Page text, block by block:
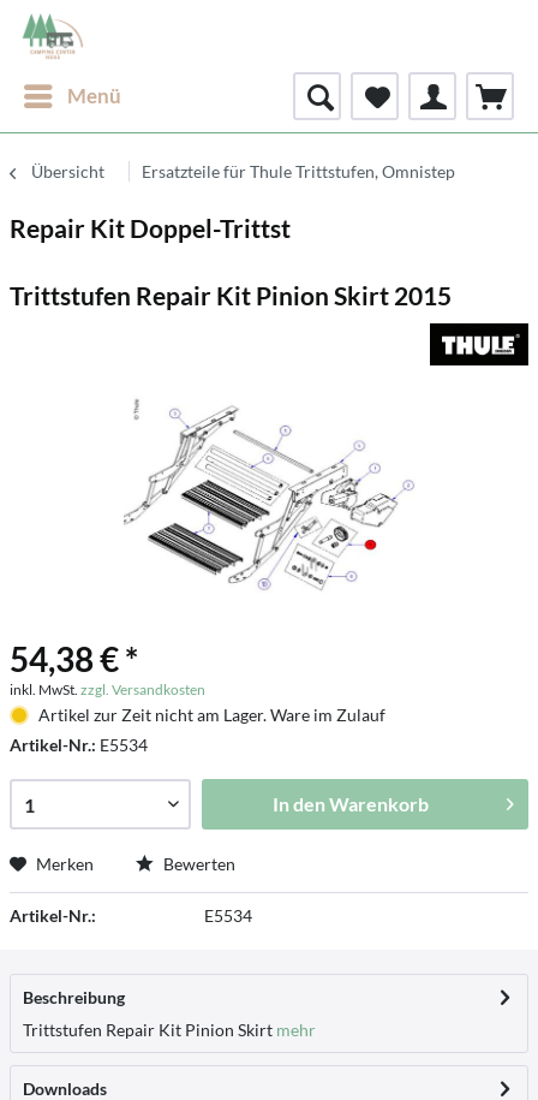
Menü
Übersicht Ersatzteile für Thule Trittstufen, Omnistep
Repair Kit Doppel-Trittst
Trittstufen Repair Kit Pinion Skirt 2015
54,38 € *
inkl. MwSt. zzgl. Versandkosten
Artikel zur Zeit nicht am Lager. Ware im Zulauf
Artikel-Nr.: E5534
In den Warenkorb
Merken Bewerten
Artikel-Nr.: E5534
Beschreibung
Trittstufen Repair Kit Pinion Skirt mehr
Downloads